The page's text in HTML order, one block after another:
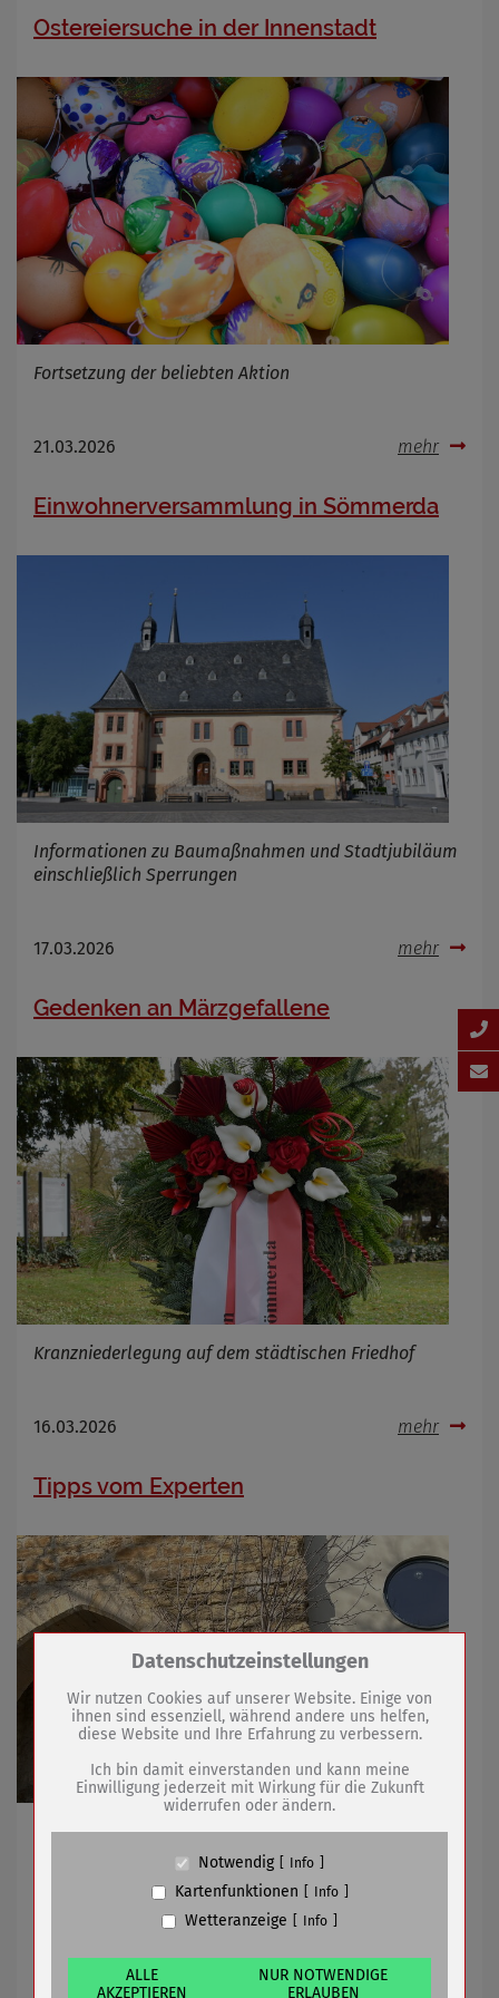
Ostereiersuche in der Innenstadt
Fortsetzung der beliebten Aktion
21.03.2026 mehr
Einwohnerversammlung in Sömmerda
Informationen zu Baumaßnahmen und Stadtjubiläum
einschließlich Sperrungen
17.03.2026 mehr
Gedenken an Märzgefallene
Kranzniederlegung auf dem städtischen Friedhof
16.03.2026 mehr
Tipps vom Experten
Infos zu Baumpflege und zur Wanderbaumallee
Osterschmuck für Rathaus und
Zum Betrieb der Seite notwendige Cookies /
Name
PHP Session Cookie
Anbieter
Eigentümer dieser Website (Wenko-
Wenselaar GmbH & Co. KG)
Absicherung Kontaktformular / SPAM
Cookiespeicherung Entscheidungscookie
Anbieter
Eigentümer dieser Website (Wenko-
Wenselaar GmbH & Co. KG)
Datenschutzeinstellungen
Wir nutzen Cookies auf unserer Website. Einige von
ihnen sind essenziell, während andere uns helfen,
diese Website und Ihre Erfahrung zu verbessern.
Ich bin damit einverstanden und kann meine
Einwilligung jederzeit mit Wirkung für die Zukunft
widerrufen oder ändern.
Notwendig Info
Kartenfunktionen Info
Wetteranzeige Info
ALLE
AKZEPTIEREN
NUR NOTWENDIGE
ERLAUBEN